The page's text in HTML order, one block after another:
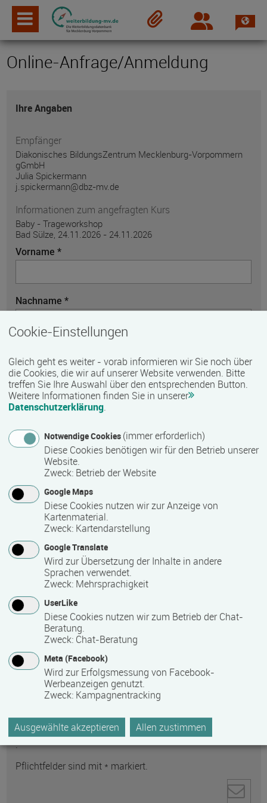
Login
Online-Anfrage/Anmeldung
Ihre Angaben
Empfänger
Diakonisches BildungsZentrum Mecklenburg-Vorpommern
gGmbH
Julia Spickermann
j.spickermann@dbz-mv.de
Informationen zum angefragten Kurs
Baby - Trageworkshop
Bad Sülze, 24.11.2026 - 24.11.2026
Vorname *
Nachname *
E-Mail *
Nachricht *
Anti-Roboter-Verifizierung
Ihre personenbezogenen Daten werden zur
Kontaktaufnahme direkt an den ausgewählten
Empfänger gesendet. Weitere Informationen zum
Datenschutz und zum Umgang mit personenbezogenen
Daten finden Sie in unserer
Datenschutzerklärung
.
Pflichtfelder sind mit * markiert.
Cookie-Einstellungen
Gleich geht es weiter - vorab informieren wir Sie noch über
die Cookies, die wir auf unserer Website verwenden. Bitte
treffen Sie Ihre Auswahl über den entsprechenden Button.
Weitere Informationen finden Sie in unserer
Datenschutzerklärung.
Notwendige Cookies (immer erforderlich)
Diese Cookies benötigen wir für den Betrieb unserer
Website.
Zweck: Betrieb der Website
Google Maps
Diese Cookies nutzen wir zur Anzeige von
Kartenmaterial.
Zweck: Kartendarstellung
Google Translate
Wird zur Übersetzung der Inhalte in andere
Sprachen verwendet.
Zweck: Mehrsprachigkeit
UserLike
Diese Cookies nutzen wir zum Betrieb der Chat-
Beratung.
Zweck: Chat-Beratung
Meta (Facebook)
Wird zur Erfolgsmessung von Facebook-
Werbeanzeigen genutzt.
Zweck: Kampagnentracking
Ausgewählte akzeptieren Allen zustimmen